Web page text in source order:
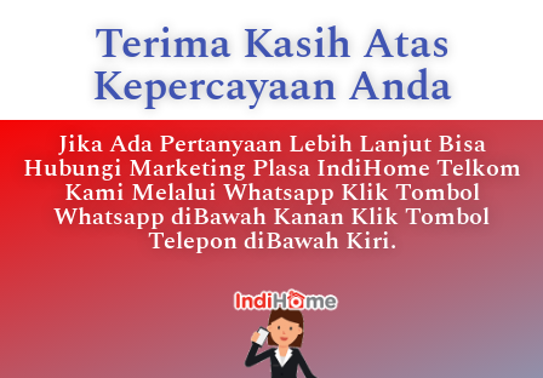
Terima Kasih Atas
Kepercayaan Anda
Jika Ada Pertanyaan Lebih Lanjut Bisa
Hubungi Marketing Plasa IndiHome Telkom
Kami Melalui Whatsapp Klik Tombol
Whatsapp diBawah Kanan Klik Tombol
Telepon diBawah Kiri.